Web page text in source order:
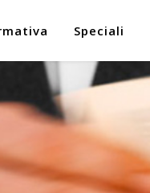
Speciali